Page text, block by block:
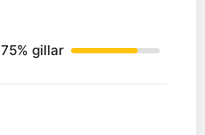
75% gillar